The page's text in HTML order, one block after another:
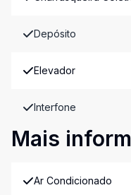
Depósito
Elevador
Interfone
Mais
Ar Condicionado